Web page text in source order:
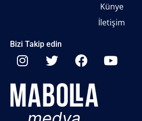
Künye
İletişim
Bizi Takip edin